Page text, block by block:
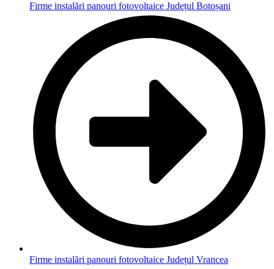
Firme instalări panouri fotovoltaice Județul Botoșani
Firme instalări panouri fotovoltaice Județul Vrancea